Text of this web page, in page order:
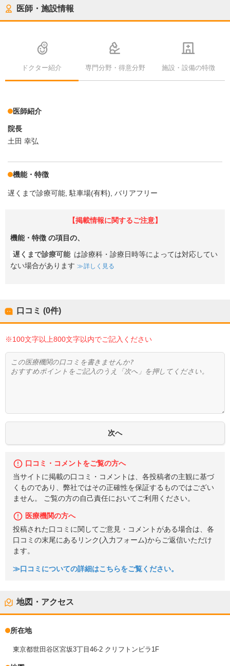
医師・施設情報
ドクター紹介 専門分野・得意分野 施設・設備の特徴
医師紹介
院長
土田 幸弘
機能・特徴
遅くまで診療可能 駐車場(有料) バリアフリー
【掲載情報に関するご注意】
機能・特徴 の項目の、
遅くまで診療可能 は診療科・診療日時等によっては対応してい
ない場合があります
詳しく見る
口コミ (0件)
※100文字以上800文字以内でご記入ください
口コミ・コメントをご覧の方へ
当サイトに掲載の口コミ・コメントは、各投稿者の主観に基づ
くものであり、弊社ではその正確性を保証するものではござい
ません。 ご覧の方の自己責任においてご利用ください。
医療機関の方へ
投稿された口コミに関してご意見・コメントがある場合は、各
口コミの末尾にあるリンク(入力フォーム)からご返信いただけ
ます。
≫口コミについての詳細はこちらをご覧ください。
地図・アクセス
所在地
東京都世田谷区宮坂3丁目46-2 クリフトンビラ1F